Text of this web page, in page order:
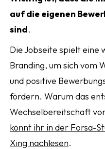
auf die eigenen
sind.
Die Jobseite spielt eine
Branding, um sich vom
und positive
fördern. Warum das
Wechselbereitschaft
könnt ihr in der Forsa-
Xing nachlesen.